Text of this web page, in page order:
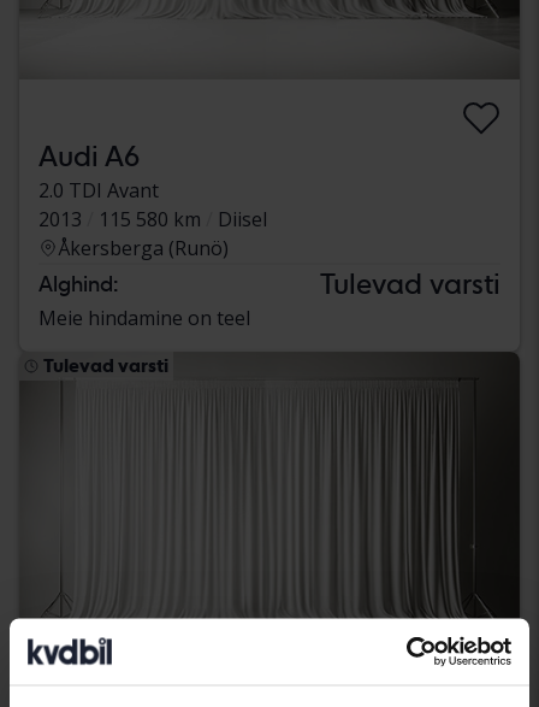
Audi A6
2.0 TDI Avant
2013
115 580 km
Diisel
Åkersberga (Runö)
Alghind: Tulevad varsti
Meie hindamine on teel
Tulevad varsti